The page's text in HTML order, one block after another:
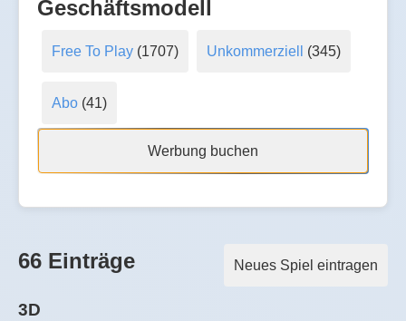
Geschäftsmodell
Free To Play(1707) Unkommerziell (345)
Abo(41)
Werbung buchen
Neues Spiel eintragen
66 Einträge
3D